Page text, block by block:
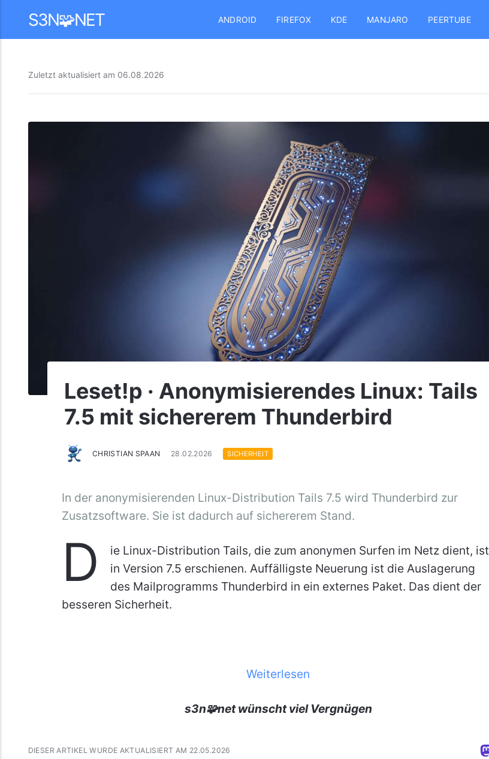
S3N🧩NET ANDROID FIREFOX KDE MANJARO PEERTUBE
Zuletzt aktualisiert am 06.08.2026
Leset!p · Anonymisierendes Linux: Tails
7.5 mit sichererem Thunderbird
CHRISTIAN SPAAN 28.02.2026 SICHERHEIT
In der anonymisierenden Linux-Distribution Tails 7.5 wird Thunderbird zur
Zusatzsoftware. Sie ist dadurch auf sichererem Stand.
D
ie Linux-Distribution Tails, die zum anonymen Surfen im Netz dient, ist
in Version 7.5 erschienen. Auffälligste Neuerung ist die Auslagerung
des Mailprogramms Thunderbird in ein externes Paket. Das dient der
besseren Sicherheit.
Weiterlesen
s3n🧩net wünscht viel Vergnügen
DIESER ARTIKEL WURDE AKTUALISIERT AM 22.05.2026